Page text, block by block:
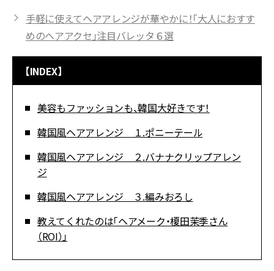
手軽に使えてヘアアレンジが華やかに！「大人におすす
めのヘアアクセ」注目バレッタ６選
【INDEX】
美容もファッションも、韓国大好きです！
韓国風ヘアアレンジ １.ポニーテール
韓国風ヘアアレンジ ２.バナナクリップアレン
ジ
韓国風ヘアアレンジ ３.編みおろし
教えてくれたのは「ヘアメーク・榎田茉季さん
（ROI）」